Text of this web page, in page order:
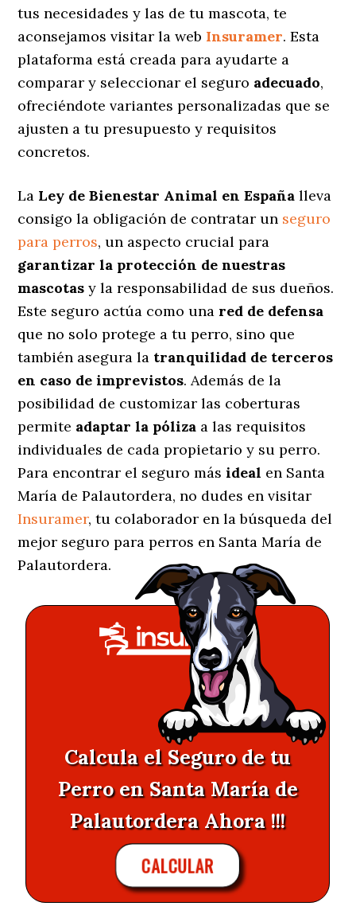
tus necesidades y las de tu mascota, te
aconsejamos visitar la web Insuramer. Esta
plataforma está creada para ayudarte a
comparar y seleccionar el seguro adecuado,
ofreciéndote variantes personalizadas que se
ajusten a tu presupuesto y requisitos
concretos.
La Ley de Bienestar Animal en España lleva
consigo la obligación de contratar un seguro
para perros, un aspecto crucial para
garantizar la protección de nuestras
mascotas y la responsabilidad de sus dueños.
Este seguro actúa como una red de defensa
que no solo protege a tu perro, sino que
también asegura la tranquilidad de terceros
en caso de imprevistos. Además de la
posibilidad de customizar las coberturas
permite adaptar la póliza a las requisitos
individuales de cada propietario y su perro.
Para encontrar el seguro másideal en Santa
María de Palautordera, no dudes en visitar
Insuramer, tu colaborador en la búsqueda del
mejor seguro para perros en Santa María de
Palautordera.
Calcula el Seguro de tu
Perro en Santa María de
Palautordera Ahora !!!
CALCULAR